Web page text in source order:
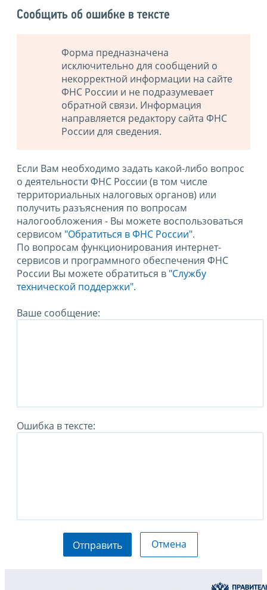
Сообщить об ошибке в тексте
Форма предназначена
исключительно для сообщений о
некорректной информации на сайте
ФНС России и не подразумевает
обратной связи. Информация
направляется редактору сайта ФНС
России для сведения.
Если Вам необходимо задать какой-либо вопрос
о деятельности ФНС России (в том числе
территориальных налоговых органов) или
получить разъяснения по вопросам
налогообложения - Вы можете воспользоваться
сервисом "Обратиться в ФНС России".
По вопросам функционирования интернет-
сервисов и программного обеспечения ФНС
России Вы можете обратиться в "Службу
технической поддержки".
Ваше сообщение:
Ошибка в тексте:
Отправить Отмена